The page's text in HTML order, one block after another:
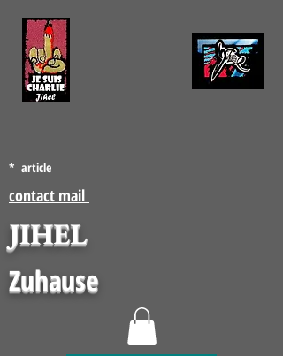
* article
contact mail
JIHEL
Zuhause